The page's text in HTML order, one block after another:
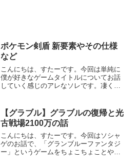
ポケモン剣盾 新要素やその仕様
など
こんにちは、すたーです。今回は単純に
僕が好きなゲームタイトルについてお話
していく感じのアレなソレです。凄く今
すが、20代の男という事もあり、ストー
リープレイという観点で...
【グラブル】グラブルの復帰と光
古戦場2100万の話
こんにちは、すたーです。今回はソシャ
ゲのお話で、「グランブルーファンタジ
ー」というゲームをちょこちょことやっ